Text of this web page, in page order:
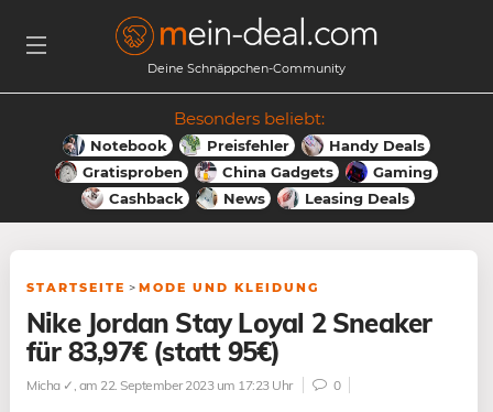
Deine Schnäppchen-Community
Besonders beliebt:
Notebook Preisfehler
Handy Deals
Gratisproben
China Gadgets
Gaming
Cashback
News Leasing Deals
STARTSEITE > MODE UND KLEIDUNG
Nike Jordan Stay Loyal 2 Sneaker
für 83,97€ (statt 95€)
Micha ✓ , am 22. September 2023 um 17:23 Uhr 0